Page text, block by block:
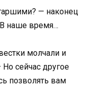
— наконец
наше время…
молчали и
сейчас другое
позволять вам